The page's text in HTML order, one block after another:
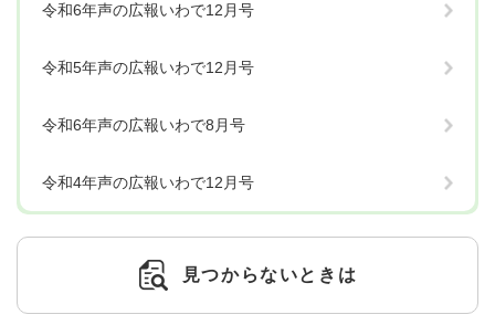
令和6年声の広報いわで12月号
令和5年声の広報いわで12月号
令和6年声の広報いわで8月号
令和4年声の広報いわで12月号
見つからないときは